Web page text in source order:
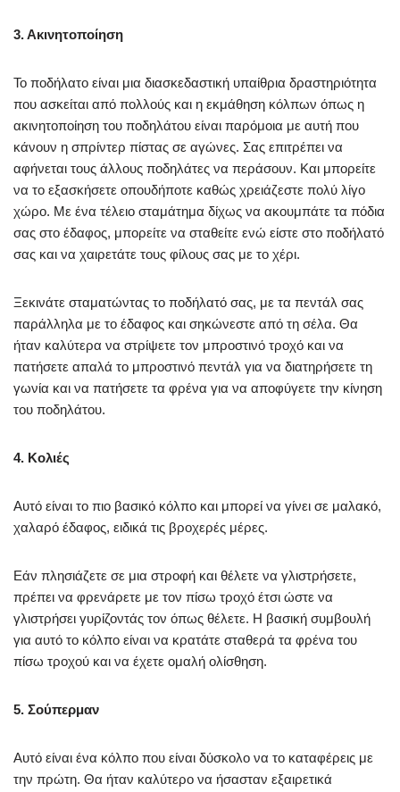
3. Ακινητοποίηση
Το ποδήλατο είναι μια διασκεδαστική υπαίθρια δραστηριότητα
που ασκείται από πολλούς και η εκμάθηση κόλπων όπως η
ακινητοποίηση του ποδηλάτου είναι παρόμοια με αυτή που
κάνουν η σπρίντερ πίστας σε αγώνες. Σας επιτρέπει να
αφήνεται τους άλλους ποδηλάτες να περάσουν. Και μπορείτε
να το εξασκήσετε οπουδήποτε καθώς χρειάζεστε πολύ λίγο
χώρο. Με ένα τέλειο σταμάτημα δίχως να ακουμπάτε τα πόδια
σας στο έδαφος, μπορείτε να σταθείτε ενώ είστε στο ποδήλατό
σας και να χαιρετάτε τους φίλους σας με το χέρι.
Ξεκινάτε σταματώντας το ποδήλατό σας, με τα πεντάλ σας
παράλληλα με το έδαφος και σηκώνεστε από τη σέλα. Θα
ήταν καλύτερα να στρίψετε τον μπροστινό τροχό και να
πατήσετε απαλά το μπροστινό πεντάλ για να διατηρήσετε τη
γωνία και να πατήσετε τα φρένα για να αποφύγετε την κίνηση
του ποδηλάτου.
4. Κολιές
Αυτό είναι το πιο βασικό κόλπο και μπορεί να γίνει σε μαλακό,
χαλαρό έδαφος, ειδικά τις βροχερές μέρες.
Εάν πλησιάζετε σε μια στροφή και θέλετε να γλιστρήσετε,
πρέπει να φρενάρετε με τον πίσω τροχό έτσι ώστε να
γλιστρήσει γυρίζοντάς τον όπως θέλετε. Η βασική συμβουλή
για αυτό το κόλπο είναι να κρατάτε σταθερά τα φρένα του
πίσω τροχού και να έχετε ομαλή ολίσθηση.
5. Σούπερμαν
Αυτό είναι ένα κόλπο που είναι δύσκολο να το καταφέρεις με
την πρώτη. Θα ήταν καλύτερο να ήσασταν εξαιρετικά